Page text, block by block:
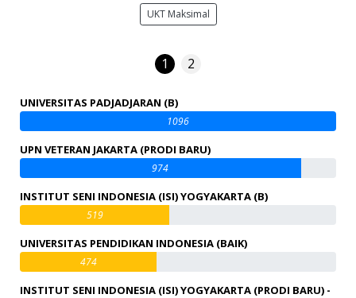
UKT Maksimal
1 2
UNIVERSITAS PADJADJARAN (B)
1096
UPN VETERAN JAKARTA (PRODI BARU)
974
INSTITUT SENI INDONESIA (ISI) YOGYAKARTA (B)
519
UNIVERSITAS PENDIDIKAN INDONESIA (BAIK)
474
INSTITUT SENI INDONESIA (ISI) YOGYAKARTA (PRODI BARU) -